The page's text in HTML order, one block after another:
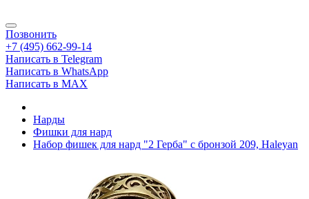
Позвонить
+7 (495) 662-99-14
Написать в Telegram
Написать в WhatsApp
Написать в MAX
Нарды
Фишки для нард
Набор фишек для нард "2 Герба" с бронзой 209, Haleyan